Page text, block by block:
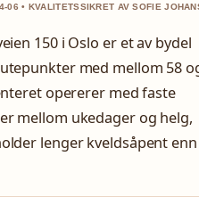
06 • KVALITETSSIKRET AV SOFIE
150 i Oslo er et av bydel
med mellom 58
opererer med faste
mellom ukedager og helg,
lenger kveldsåpent enn